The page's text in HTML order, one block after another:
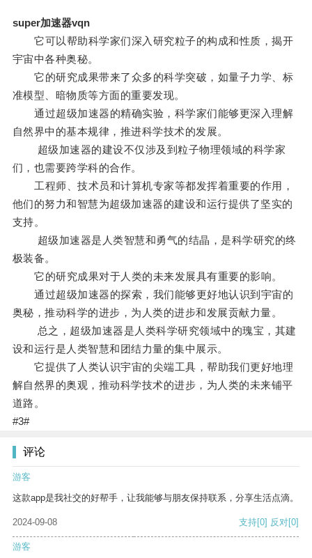
super加速器vqn
它可以帮助科学家们深入研究粒子的构成和性质，揭开
宇宙中各种奥秘。
它的研究成果带来了众多的科学突破，如量子力学、标
准模型、暗物质等方面的重要发现。
通过超级加速器的精确实验，科学家们能够更深入理解
自然界中的基本规律，推进科学技术的发展。
超级加速器的建设不仅涉及到粒子物理领域的科学家
们，也需要跨学科的合作。
工程师、技术员和计算机专家等都发挥着重要的作用，
他们的努力和智慧为超级加速器的建设和运行提供了坚实的
支持。
超级加速器是人类智慧和勇气的结晶，是科学研究的终
极装备。
它的研究成果对于人类的未来发展具有重要的影响。
通过超级加速器的探索，我们能够更好地认识到宇宙的
奥秘，推动科学的进步，为人类的进步和发展贡献力量。
总之，超级加速器是人类科学研究领域中的瑰宝，其建
设和运行是人类智慧和团结力量的集中展示。
它提供了人类认识宇宙的尖端工具，帮助我们更好地理
解自然界的奥观，推动科学技术的进步，为人类的未来铺平
道路。
#3#
评论
游客
这款app是我社交的好帮手，让我能够与朋友保持联系，分享生活点滴。
2024-09-08 支持[0] 反对[0]
游客